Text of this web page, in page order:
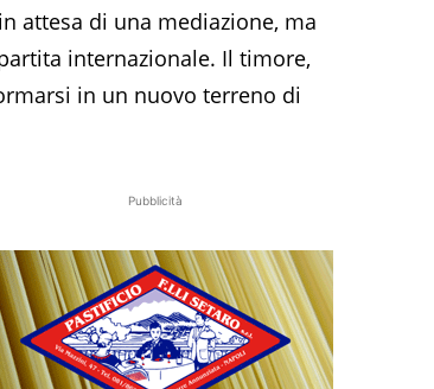
attesa di una mediazione, ma
internazionale. Il timore,
in un nuovo terreno di
Pubblicità